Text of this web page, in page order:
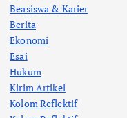
Beasiswa & Karier
Berita
Ekonomi
Esai
Hukum
Kirim Artikel
Kolom Reflektif